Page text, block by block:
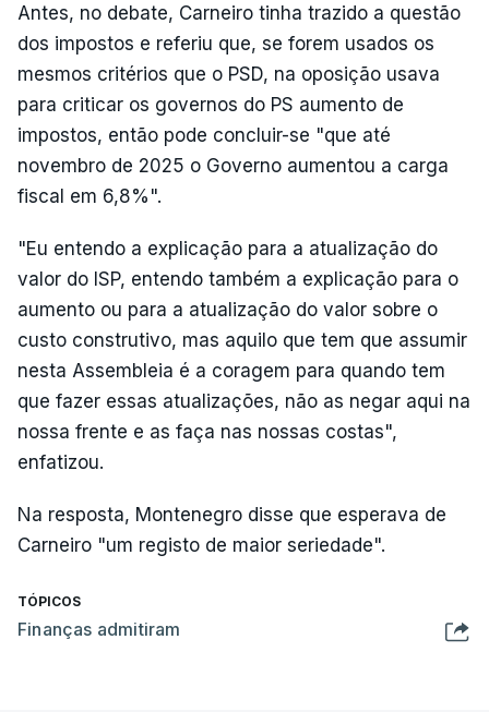
Antes, no debate, Carneiro tinha trazido a questão
dos impostos e referiu que, se forem usados os
mesmos critérios que o PSD, na oposição usava
para criticar os governos do PS aumento de
impostos, então pode concluir-se "que até
novembro de 2025 o Governo aumentou a carga
fiscal em 6,8%".
"Eu entendo a explicação para a atualização do
valor do ISP, entendo também a explicação para o
aumento ou para a atualização do valor sobre o
custo construtivo, mas aquilo que tem que assumir
nesta Assembleia é a coragem para quando tem
que fazer essas atualizações, não as negar aqui na
nossa frente e as faça nas nossas costas",
enfatizou.
Na resposta, Montenegro disse que esperava de
Carneiro "um registo de maior seriedade".
TÓPICOS
Finanças admitiram